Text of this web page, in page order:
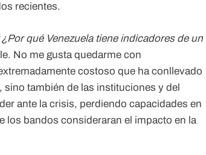
recientes.
¿Por qué Venezuela tiene indicadores de un
No me gusta quedarme con
costoso que ha conllevado
también de las instituciones y del
ante la crisis, perdiendo capacidades en
los bandos consideraran el impacto en la